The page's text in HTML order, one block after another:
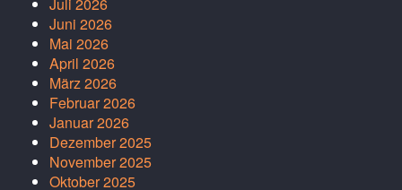
Juni 2026
Mai 2026
April 2026
März 2026
Februar 2026
Januar 2026
Dezember 2025
November 2025
Oktober 2025